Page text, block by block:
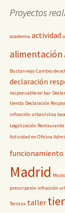
Proyectos
academia actividad
alimentación
Bustarviejo Cambio de
declaración
responsable en bar
tienda Declaración
infracción urbanística
Legalización
Actividad en Oficina
funcionamiento
Madrid
prescripción infracción
Terraza taller